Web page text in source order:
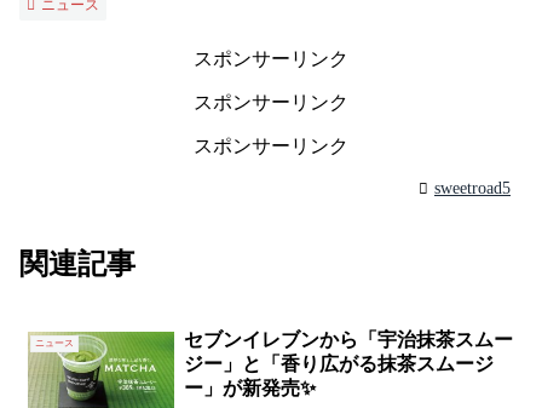
ニュース
スポンサーリンク
スポンサーリンク
スポンサーリンク
sweetroad5
関連記事
ニュース
セブンイレブンから「宇治抹茶スムー
ジー」と「香り広がる抹茶スムージ
ー」が新発売✨